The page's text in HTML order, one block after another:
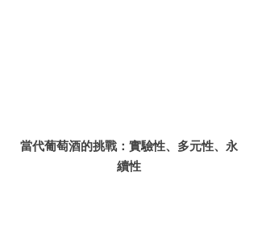
當代葡萄酒的挑戰：實驗性、多元性、永
續性